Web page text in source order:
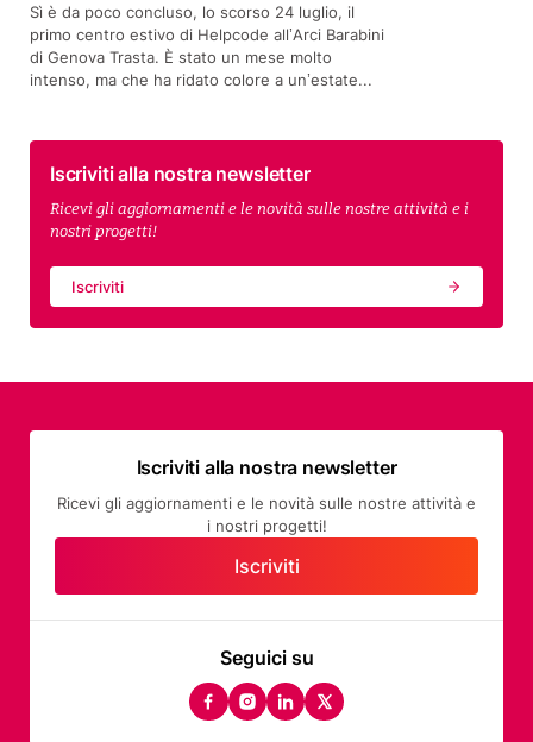
Sì è da poco concluso, lo scorso 24 luglio, il
primo centro estivo di Helpcode all’Arci Barabini
di Genova Trasta. È stato un mese molto
intenso, ma che ha ridato colore a un’estate...
Iscriviti alla nostra newsletter
Ricevi gli aggiornamenti e le novità sulle nostre attività e i
nostri progetti!
Iscriviti
Seguici su
facebook
instagram
linkedin
twitter
Iscriviti alla nostra newsletter
Ricevi gli aggiornamenti e le novità sulle nostre attività e
i nostri progetti!
Iscriviti